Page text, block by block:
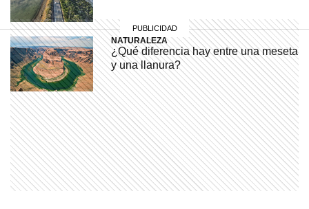
NATURALEZA
¿Qué diferencia hay entre una meseta
y una llanura?
MI PAIS
¿Quién fue Benito Quinquela Martín,
el artista enamorado de La Boca?
NATURALEZA